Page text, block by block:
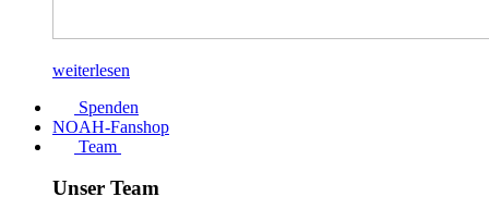
weiterlesen
Spenden
NOAH-Fanshop
Team
Unser Team